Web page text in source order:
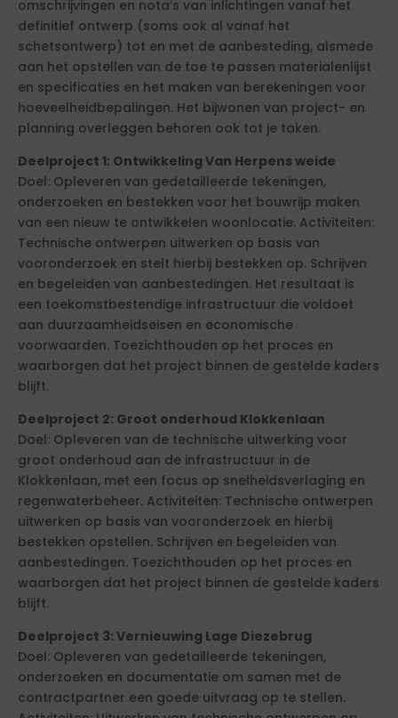
omschrijvingen en nota’s van inlichtingen vanaf het
definitief ontwerp (soms ook al vanaf het
schetsontwerp) tot en met de aanbesteding, alsmede
aan het opstellen van de toe te passen materialenlijst
en specificaties en het maken van berekeningen voor
hoeveelheidbepalingen. Het bijwonen van project- en
planning overleggen behoren ook tot je taken.
Deelproject 1: Ontwikkeling Van Herpens weide
Doel: Opleveren van gedetailleerde tekeningen,
onderzoeken en bestekken voor het bouwrijp maken
van een nieuw te ontwikkelen woonlocatie. Activiteiten:
Technische ontwerpen uitwerken op basis van
vooronderzoek en stelt hierbij bestekken op. Schrijven
en begeleiden van aanbestedingen. Het resultaat is
een toekomstbestendige infrastructuur die voldoet
aan duurzaamheidseisen en economische
voorwaarden. Toezichthouden op het proces en
waarborgen dat het project binnen de gestelde kaders
blijft.
Deelproject 2: Groot onderhoud Klokkenlaan
Doel: Opleveren van de technische uitwerking voor
groot onderhoud aan de infrastructuur in de
Klokkenlaan, met een focus op snelheidsverlaging en
regenwaterbeheer. Activiteiten: Technische ontwerpen
uitwerken op basis van vooronderzoek en hierbij
bestekken opstellen. Schrijven en begeleiden van
aanbestedingen. Toezichthouden op het proces en
waarborgen dat het project binnen de gestelde kaders
blijft.
Deelproject 3: Vernieuwing Lage Diezebrug
Doel: Opleveren van gedetailleerde tekeningen,
onderzoeken en documentatie om samen met de
contractpartner een goede uitvraag op te stellen.